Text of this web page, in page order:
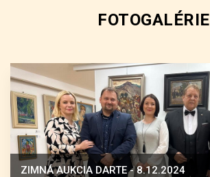
FOTOGALÉRIE
ZIMNÁ AUKCIA DARTE - 8.12.2024